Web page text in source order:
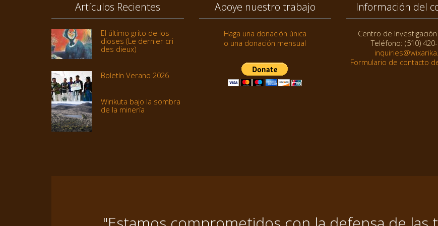
Artículos Recientes
El último grito de los
dioses (Le dernier cri
des dieux)
Boletín Verano 2026
Wirikuta bajo la sombra
de la minería
Apoye nuestro trabajo
Haga una donación única
o una donación mensual
Información del
Centro de
Teléfono: (510)
Formulario de contacto